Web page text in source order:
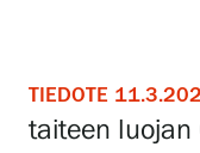
Kokoelmat ja
TIEDOTE
taiteen luojan